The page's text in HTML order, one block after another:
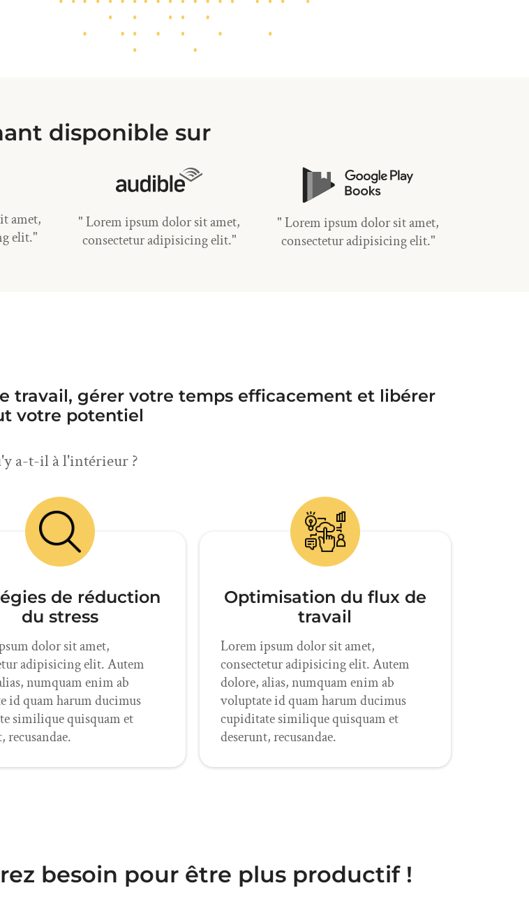
disponible sur
amet,
elit."
" Lorem ipsum dolor sit amet,
consectetur adipisicing elit."
" Lorem ipsum dolor sit amet,
consectetur adipisicing elit."
travail, gérer votre temps efficacement et libérer
votre potentiel
a-t-il à l'intérieur ?
de réduction
du stress
dolor sit amet,
adipisicing elit. Autem
numquam enim ab
id quam harum ducimus
similique quisquam et
recusandae.
Optimisation du flux de
travail
Lorem ipsum dolor sit amet,
consectetur adipisicing elit. Autem
dolore, alias, numquam enim ab
voluptate id quam harum ducimus
cupiditate similique quisquam et
deserunt, recusandae.
besoin pour être plus productif !